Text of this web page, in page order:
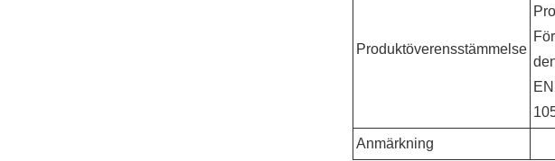
Produktöverensstämmelse
Anmärkning